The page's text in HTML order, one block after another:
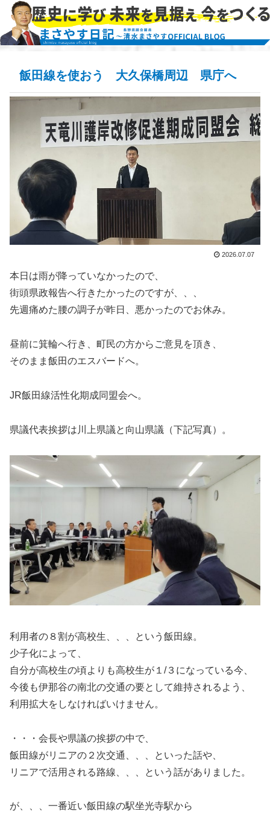
飯田線を使おう 大久保橋周辺 県庁へ
2026.07.07
本日は雨が降っていなかったので、
街頭県政報告へ行きたかったのですが、、、
先週痛めた腰の調子が昨日、悪かったのでお休み。
昼前に箕輪へ行き、町民の方からご意見を頂き、
そのまま飯田のエスバードへ。
JR飯田線活性化期成同盟会へ。
県議代表挨拶は川上県議と向山県議（下記写真）。
利用者の８割が高校生、、、という飯田線。
少子化によって、
自分が高校生の頃よりも高校生が１/３になっている今、
今後も伊那谷の南北の交通の要として維持されるよう、
利用拡大をしなければいけません。
・・・会長や県議の挨拶の中で、
飯田線がリニアの２次交通、、、といった話や、
リニアで活用される路線、、、という話がありました。
が、、、一番近い飯田線の駅坐光寺駅から